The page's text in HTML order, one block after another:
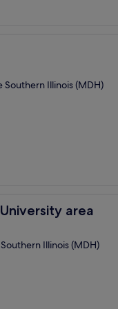
Southern Illinois (MDH)
area
area
Illinois (MDH)